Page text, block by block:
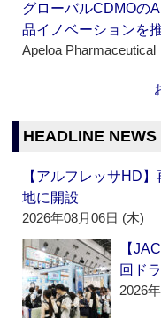
グローバルCDMOの
品イノベーションを
Apeloa Pharmaceutical
HEADLINE NEWS
【アルフレッサHD
地に開設
2026年08月06日 (木)
【
回ド
2026